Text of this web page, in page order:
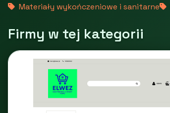
Materiały wykończeniowe i sanitarne
Firmy w tej kategorii